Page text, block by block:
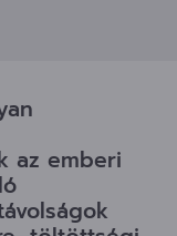
az emberi